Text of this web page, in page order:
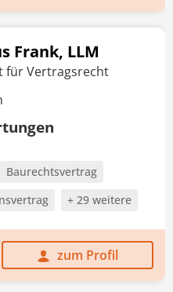
Frank, LLM
für Vertragsrecht
Baurechtsvertrag
+ 29 weitere
zum Profil